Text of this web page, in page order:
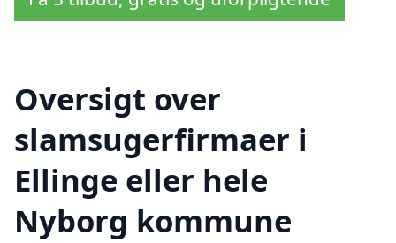
Oversigt over
slamsugerfirmaer i
Ellinge eller hele
Nyborg kommune